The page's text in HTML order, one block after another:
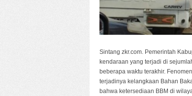
Sintang zkr.com. Pemerintah
kendaraan yang terjadi di
beberapa waktu terakhir.
terjadinya kelangkaan Bahan
bahwa ketersediaan BBM di